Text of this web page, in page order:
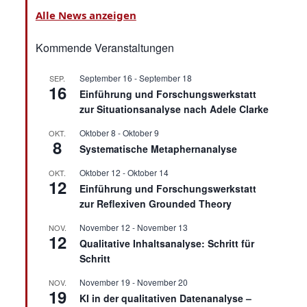
Alle News anzeigen
Kommende Veranstaltungen
SEP.
16
September 16 -September 18
Einführung und Forschungswerkstatt
zur Situationsanalyse nach Adele Clarke
OKT.
8
Oktober 8 -Oktober 9
Systematische Metaphernanalyse
OKT.
12
Oktober 12 -Oktober 14
Einführung und Forschungswerkstatt
zur Reflexiven Grounded Theory
NOV.
12
November 12 - November 13
Qualitative Inhaltsanalyse: Schritt für
Schritt
NOV.
19
November 19 - November 20
KI in der qualitativen Datenanalyse –